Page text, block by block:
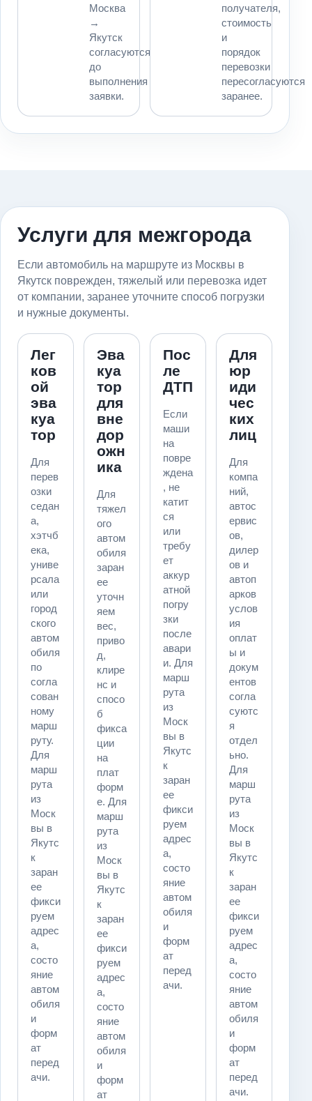
Москва
→
Якутск
согласуются
до
выполнения
заявки.
получателя,
стоимость
и
порядок
перевозки
пересогласуются
заранее.
Услуги для межгорода
Если автомобиль на маршруте из Москвы в
Якутск поврежден, тяжелый или перевозка идет
от компании, заранее уточните способ погрузки
и нужные документы.
Лег
ков
ой
эва
куа
тор
Для
перев
озки
седан
а,
хэтчб
ека,
униве
рсала
или
город
ского
автом
обиля
по
согла
сован
ному
марш
руту.
Для
марш
рута
из
Моск
вы в
Якутс
к
заран
ее
фикси
руем
адрес
а,
состо
яние
автом
обиля
и
форм
ат
перед
ачи.
Эва
куа
тор
для
вне
дор
ожн
ика
Для
тяжел
ого
автом
обиля
заран
ее
уточн
яем
вес,
приво
д,
клире
нс и
спосо
б
фикса
ции
на
плат
форм
е. Для
марш
рута
из
Моск
вы в
Якутс
к
заран
ее
фикси
руем
адрес
а,
состо
яние
автом
обиля
и
форм
ат
Пос
ле
ДТП
Если
маши
на
повре
ждена
, не
катит
ся
или
требу
ет
аккур
атной
погру
зки
после
авари
и. Для
марш
рута
из
Моск
вы в
Якутс
к
заран
ее
фикси
руем
адрес
а,
состо
яние
автом
обиля
и
форм
ат
перед
ачи.
Для
юр
иди
чес
ких
лиц
Для
компа
ний,
автос
ервис
ов,
дилер
ов и
автоп
арков
услов
ия
оплат
ы и
докум
ентов
согла
суютс
я
отдел
ьно.
Для
марш
рута
из
Моск
вы в
Якутс
к
заран
ее
фикси
руем
адрес
а,
состо
яние
автом
обиля
и
форм
ат
перед
ачи.